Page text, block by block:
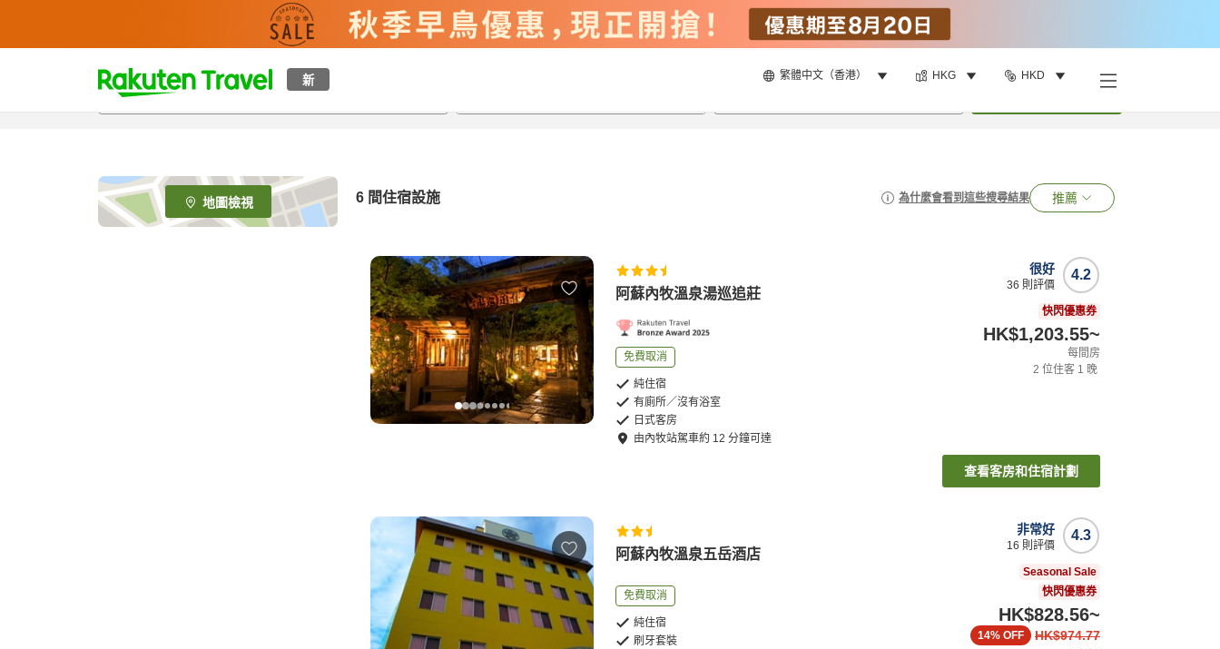
新 繁體中文（香港） HKG HKD
t
p
e
_
s
地圖檢視 6 間住宿設施 為什麼會看到這些搜尋結果 推薦
阿蘇內牧溫泉湯巡追莊
免費取消
純住宿
有廁所／沒有浴室
日式客房
由內牧站駕車約 12 分鐘可達
4.2
很好
36 則評價
快閃優惠券
HK$1,203.55~
每間房
2 位住客 1 晚
查看客房和住宿計劃
阿蘇內牧溫泉五岳酒店
免費取消
純住宿
刷牙套裝
4.3
非常好
16 則評價
Seasonal Sale
快閃優惠券
HK$828.56~
HK$974.77
14% OFF